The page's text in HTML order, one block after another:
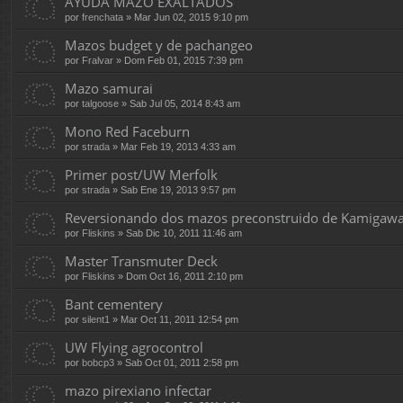
por frenchata » Mar Jun 02, 2015 9:10 pm
Mazos budget y de pachangeo
por Fralvar » Dom Feb 01, 2015 7:39 pm
Mazo samurai
por talgoose » Sab Jul 05, 2014 8:43 am
Mono Red Faceburn
por strada » Mar Feb 19, 2013 4:33 am
Primer post/UW Merfolk
por strada » Sab Ene 19, 2013 9:57 pm
Reversionando dos mazos preconstruido de
por Fliskins » Sab Dic 10, 2011 11:46 am
Master Transmuter Deck
por Fliskins » Dom Oct 16, 2011 2:10 pm
Bant cementery
por silent1 » Mar Oct 11, 2011 12:54 pm
UW Flying agrocontrol
por bobcp3 » Sab Oct 01, 2011 2:58 pm
mazo pirexiano infectar